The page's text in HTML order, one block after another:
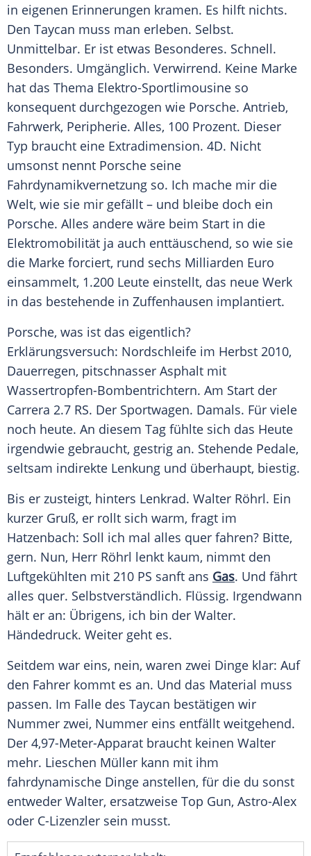
in eigenen Erinnerungen kramen. Es hilft nichts.
Den Taycan muss man erleben. Selbst.
Unmittelbar. Er ist etwas Besonderes. Schnell.
Besonders. Umgänglich. Verwirrend. Keine Marke
hat das Thema Elektro-Sportlimousine so
konsequent durchgezogen wie Porsche. Antrieb,
Fahrwerk, Peripherie. Alles, 100 Prozent. Dieser
Typ braucht eine Extradimension. 4D. Nicht
umsonst nennt Porsche seine
Fahrdynamikvernetzung so. Ich mache mir die
Welt, wie sie mir gefällt – und bleibe doch ein
Porsche. Alles andere wäre beim Start in die
Elektromobilität ja auch enttäuschend, so wie sie
die Marke forciert, rund sechs Milliarden Euro
einsammelt, 1.200 Leute einstellt, das neue Werk
in das bestehende in Zuffenhausen implantiert.
Porsche, was ist das eigentlich?
Erklärungsversuch: Nordschleife im Herbst 2010,
Dauerregen, pitschnasser Asphalt mit
Wassertropfen-Bombentrichtern. Am Start der
Carrera 2.7 RS. Der Sportwagen. Damals. Für viele
noch heute. An diesem Tag fühlte sich das Heute
irgendwie gebraucht, gestrig an. Stehende Pedale,
seltsam indirekte Lenkung und überhaupt, biestig.
Bis er zusteigt, hinters Lenkrad. Walter Röhrl. Ein
kurzer Gruß, er rollt sich warm, fragt im
Hatzenbach: Soll ich mal alles quer fahren? Bitte,
gern. Nun, Herr Röhrl lenkt kaum, nimmt den
Luftgekühlten mit 210 PS sanft ans Gas. Und fährt
alles quer. Selbstverständlich. Flüssig. Irgendwann
hält er an: Übrigens, ich bin der Walter.
Händedruck. Weiter geht es.
Seitdem war eins, nein, waren zwei Dinge klar: Auf
den Fahrer kommt es an. Und das Material muss
passen. Im Falle des Taycan bestätigen wir
Nummer zwei, Nummer eins entfällt weitgehend.
Der 4,97-Meter-Apparat braucht keinen Walter
mehr. Lieschen Müller kann mit ihm
fahrdynamische Dinge anstellen, für die du sonst
entweder Walter, ersatzweise Top Gun, Astro-Alex
oder C-Lizenzler sein musst.